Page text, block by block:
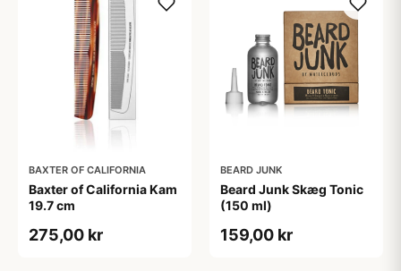
BAXTER OF CALIFORNIA
Baxter of California Kam
19.7 cm
275,00 kr
BEARD JUNK
Beard Junk Skæg Tonic
(150 ml)
159,00 kr